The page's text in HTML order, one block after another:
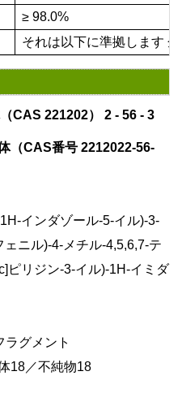
≥ 98.0%
それは以下に準拠します
CAS 221202） 2 - 56 - 3
（CAS番号 2212022-56-
インダゾール-5-イル)-3-
ニル)-4-メチル-4,5,6,7-テ
ピリジン-3-イル)-1H-イミダ
グメント
18／不純物18